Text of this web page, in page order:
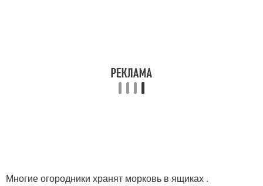
Многие огородники хранят морковь в ящиках .